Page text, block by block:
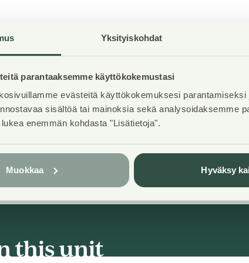
Yksityiskohdat
parantaaksemme käyttökokemustasi
evästeitä käyttökokemuksesi parantamiseksi
sisältöä tai mainoksia sekä analysoidaksemme
enemmän kohdasta "Lisätietoja".
Muokkaa Hyväksy
Elevators
House sauna
1
this unit